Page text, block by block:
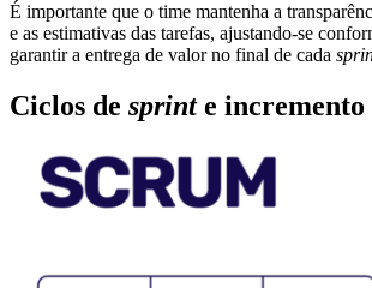
É importante que o time mantenha a
e as estimativas das tarefas, ajustando-se
garantir a entrega de valor no final de cada
Ciclos de sprinte incremento